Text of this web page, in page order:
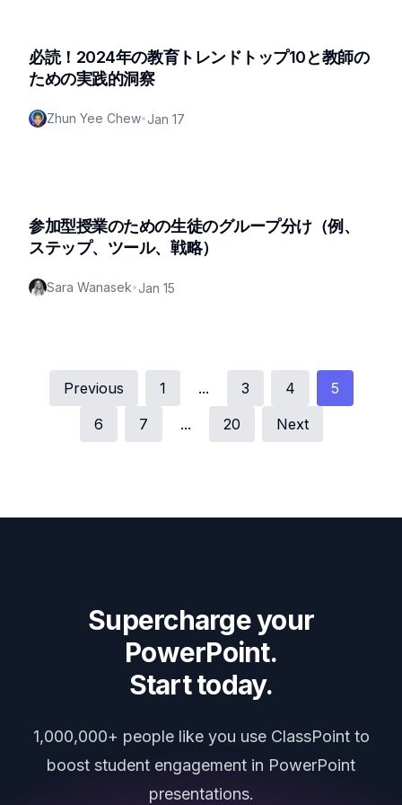
必読！2024年の教育トレンドトップ10と教師の
ための実践的洞察
Zhun Yee Chew•Jan 17
参加型授業のための生徒のグループ分け（例、
ステップ、ツール、戦略）
Sara Wanasek•Jan 15
Previous 1 ... 3 4
5
6
7 ... 20 Next
Supercharge your
PowerPoint.
Start today.
1,000,000+ people like you use ClassPoint to
boost student engagement in PowerPoint
presentations.